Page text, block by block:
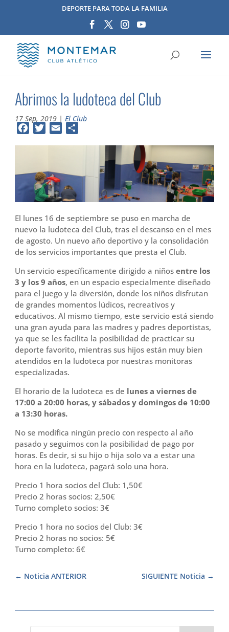
DEPORTE PARA TODA LA FAMILIA
Abrimos la ludoteca del Club
17 Sep, 2019 |El Club
FacebookTwitterEmail
El lunes 16 de septiembre se puso en marcha de
nuevo la ludoteca del Club, tras el descanso en el mes
de agosto. Un nuevo año deportivo y la consolidación
de los servicios importantes que presta el Club.
Un servicio específicamente dirigido a niños entre los
3 y los 9 años, en un espacio especialmente diseñado
para el juego y la diversión, donde los niños disfrutan
de grandes momentos lúdicos, recreativos y
educativos. Al mismo tiempo, este servicio está siendo
una gran ayuda para las madres y padres deportistas,
ya que se les facilita la posibilidad de practicar su
deporte favorito, mientras sus hijos están muy bien
atendidos en la ludoteca por nuestras monitoras
especializadas.
El horario de la ludoteca es de lunes a viernes de
17:00 a 20:00 horas, y sábados y domingos de 10:00
a 13:30 horas.
No se modifica ningún precio con respecto al año
pasado y seguimos con la posibilidad de pago por
horas. Es decir, si su hijo o hija solo va a estar una
hora en la ludoteca, pagará solo una hora.
Precio 1 hora socios del Club: 1,50€
Precio 2 horas socios: 2,50€
Turno completo socios: 3€
Precio 1 hora no socios del Club: 3€
Precio 2 horas no socios: 5€
Turno completo: 6€
SIGUIENTE Noticia
Noticia ANTERIOR